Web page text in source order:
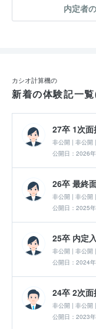
内定者
カシオ計算機の
新着の体験記一
27卒 1次面
非公開 | 非公開
公開日：2026
26卒 最終
非公開 | 非公開
公開日：2025
25卒 内定
非公開 | 非公開
公開日：2024
24卒 2次面
非公開 | 非公開
公開日：2023